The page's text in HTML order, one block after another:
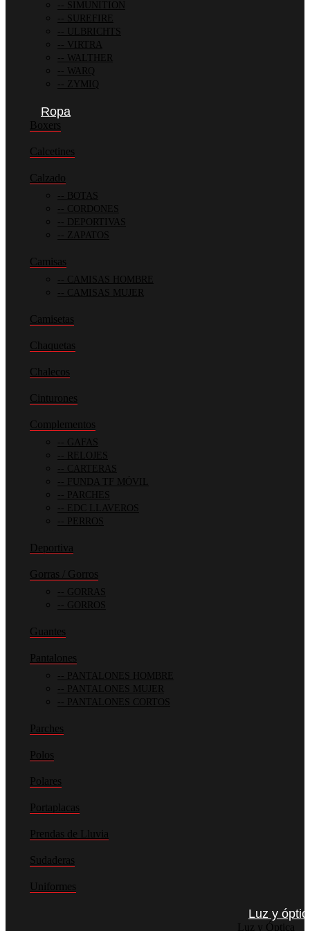
SIMUNITION
SUREFIRE
ULBRICHTS
VIRTRA
WALTHER
WARQ
ZYMIQ
Ropa
Boxers
Calcetines
Calzado
BOTAS
CORDONES
DEPORTIVAS
ZAPATOS
Camisas
CAMISAS HOMBRE
CAMISAS MUJER
Camisetas
Chaquetas
Chalecos
Cinturones
Complementos
GAFAS
RELOJES
CARTERAS
FUNDA TF MÓVIL
PARCHES
EDC LLAVEROS
PERROS
Deportiva
Gorras / Gorros
GORRAS
GORROS
Guantes
Pantalones
PANTALONES HOMBRE
PANTALONES MUJER
PANTALONES CORTOS
Parches
Polos
Polares
Portaplacas
Prendas de Lluvia
Sudaderas
Uniformes
Luz y
Luz y Óptica